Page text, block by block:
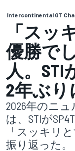
Intercontinental GT
「スッ
優勝で
人。
2年ぶ
2026年のニ
は、STIが
「スッキリ
振り返った。